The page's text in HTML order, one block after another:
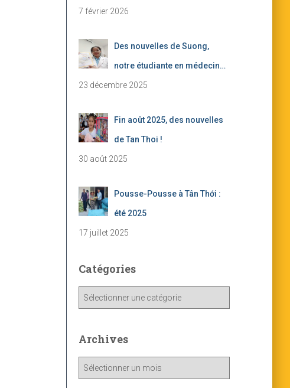
7 février 2026
Des nouvelles de Suong,
notre étudiante en médecin…
23 décembre 2025
Fin août 2025, des nouvelles
de Tan Thoi !
30 août 2025
Pousse-Pousse à Tân Thới :
été 2025
17 juillet 2025
Catégories
g
o
Archives